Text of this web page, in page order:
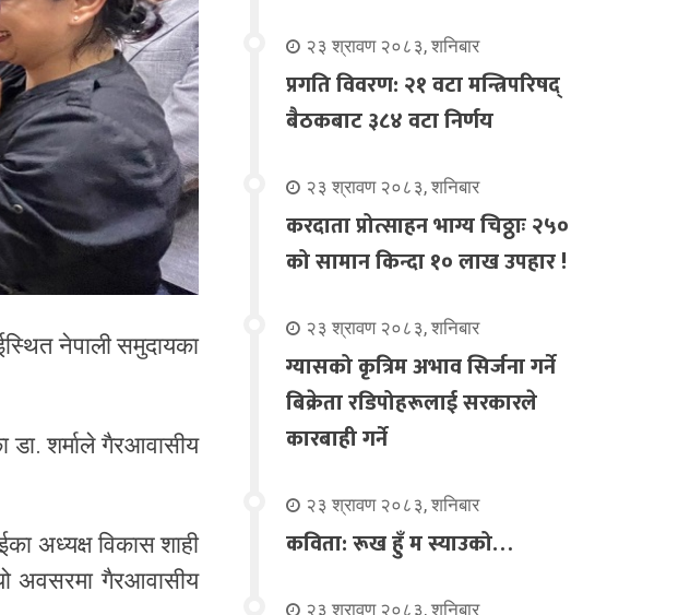
नेपाली समुदायका
डा. शर्माले गैरआवासीय
अध्यक्ष विकास शाही
अवसरमा गैरआवासीय
२३ श्रावण २०८३, शनिबार
प्रगति विवरण: २१ वटा मन्त्रिपरिषद्
बैठकबाट ३८४ वटा निर्णय
२३ श्रावण २०८३, शनिबार
करदाता प्रोत्साहन भाग्य चिठ्ठाः २५०
को सामान किन्दा १० लाख उपहार !
२३ श्रावण २०८३, शनिबार
ग्यासको कृत्रिम अभाव सिर्जना गर्ने
बिक्रेता रडिपोहरूलाई सरकारले
कारबाही गर्ने
२३ श्रावण २०८३, शनिबार
कविता: रूख हुँ म स्याउको…
२३ श्रावण २०८३, शनिबार